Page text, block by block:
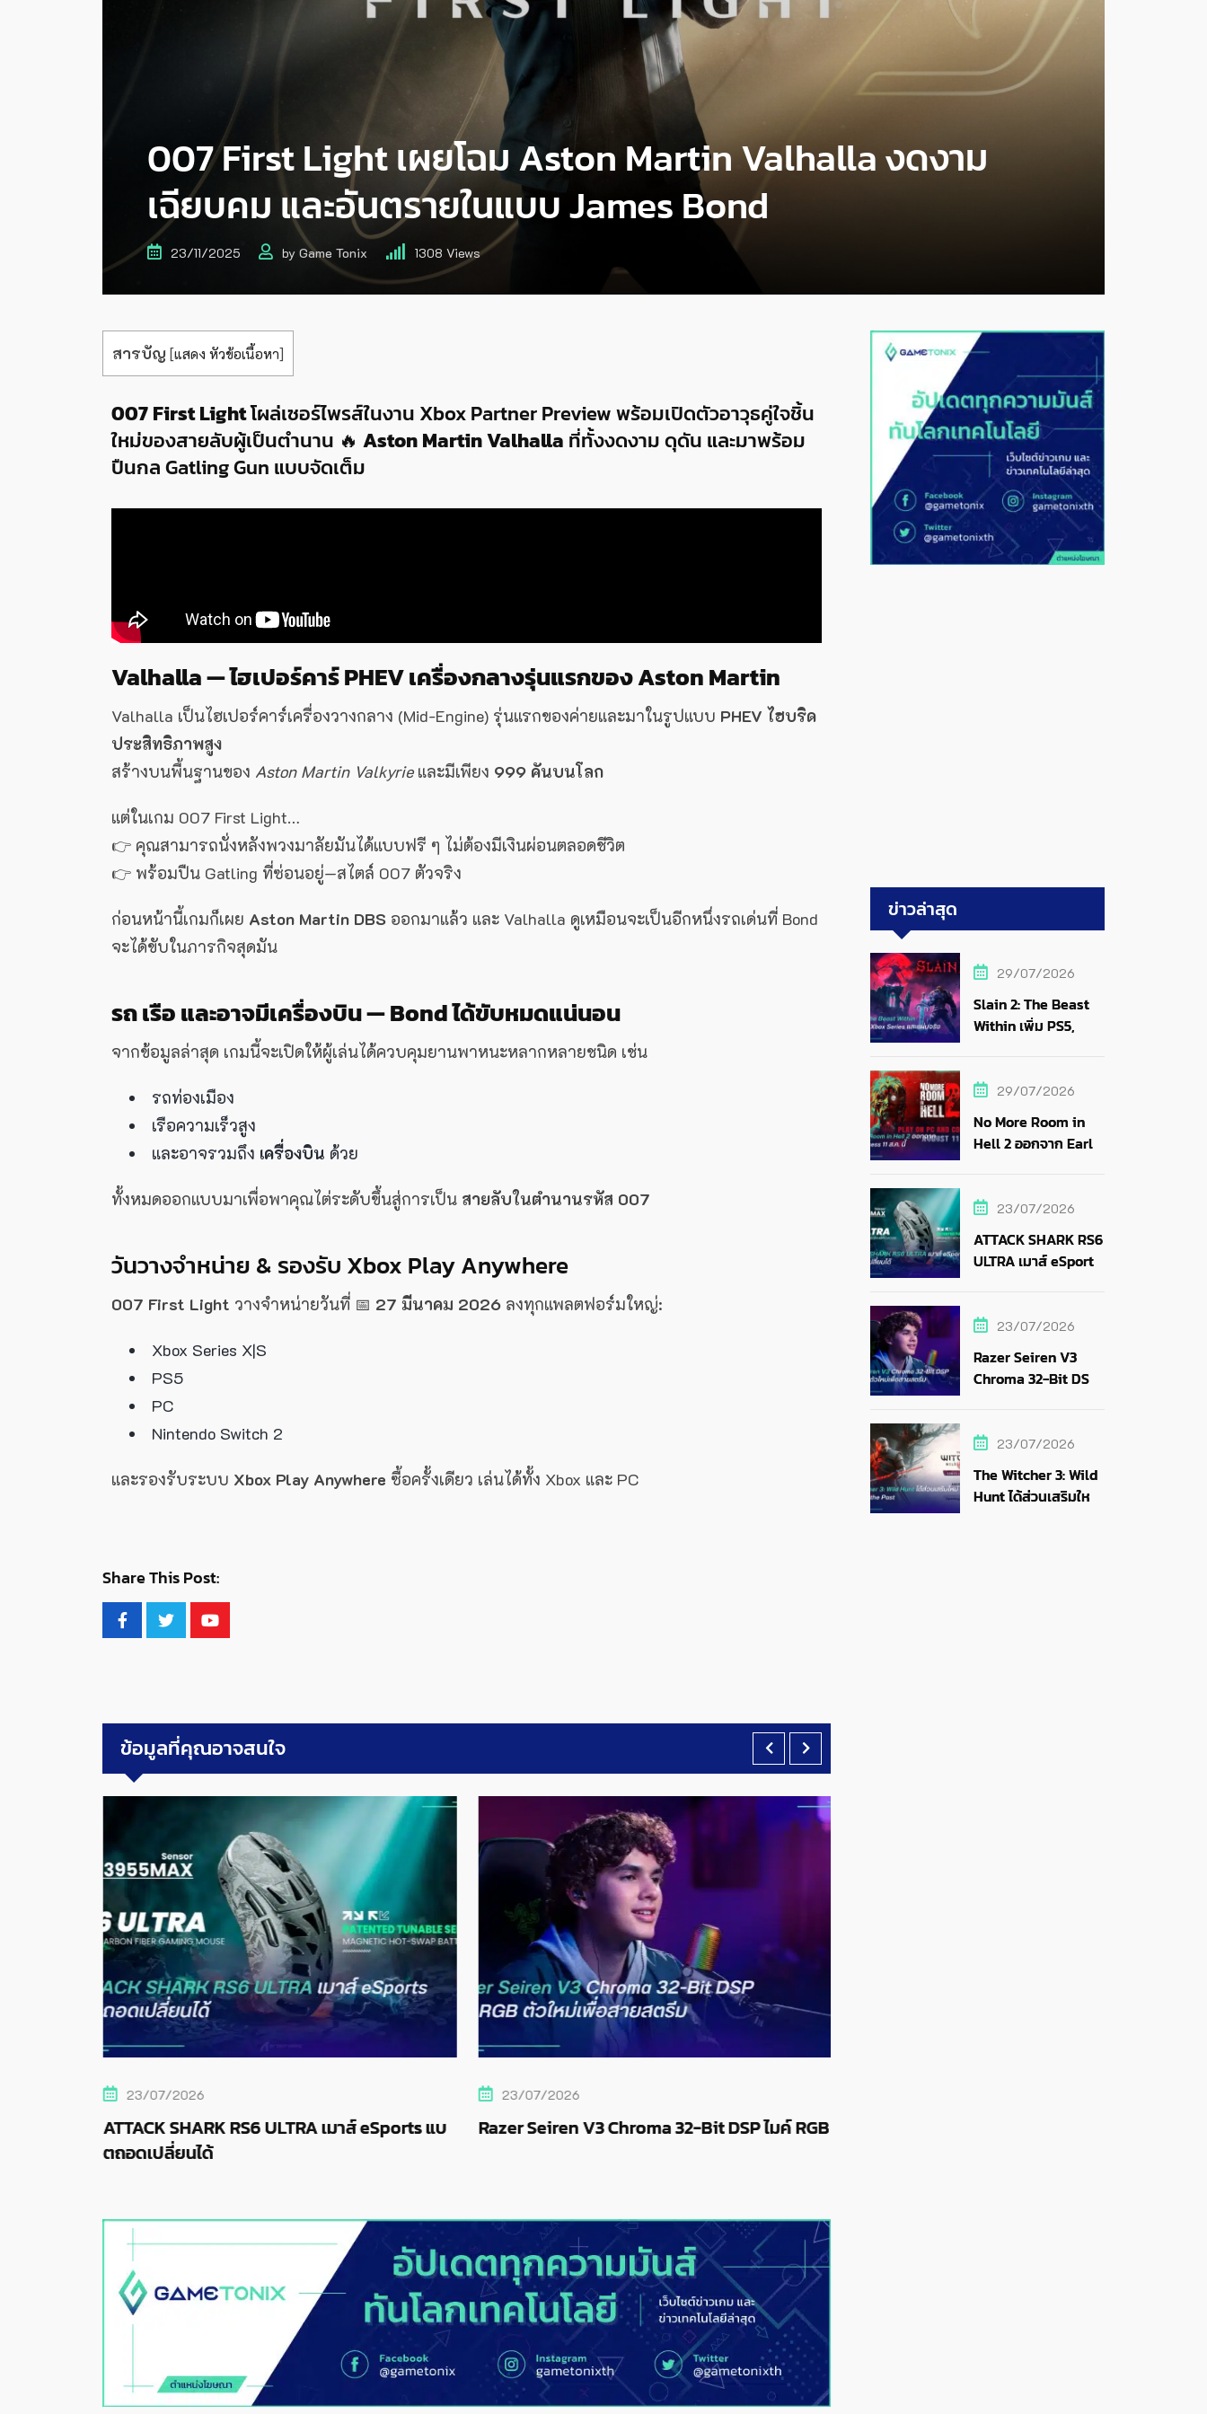
007 First Light เผยโฉม Aston Martin Valhalla งดงาม
เฉียบคม และอันตรายในแบบ James Bond
23/11/2025 by Game Tonix 1308 Views
สารบัญ [แสดง หัวข้อเนื้อหา]
007 First Lightโผล่เซอร์ไพรส์ในงาน Xbox Partner Preview พร้อมเปิดตัวอาวุธคู่ใจชิ้น
ใหม่ของสายลับผู้เป็นตำนาน 🔥 Aston Martin Valhalla ที่ทั้งงดงาม ดุดัน และมาพร้อม
ปืนกล Gatling Gun แบบจัดเต็ม
Valhalla — ไฮเปอร์คาร์ PHEV เครื่องกลางรุ่นแรกของ Aston Martin
Valhalla เป็นไฮเปอร์คาร์เครื่องวางกลาง (Mid-Engine) รุ่นแรกของค่ายและมาในรูปแบบ PHEV ไฮบริด
ประสิทธิภาพสูง
สร้างบนพื้นฐานของ Aston Martin Valkyrieและมีเพียง 999 คันบนโลก
แต่ในเกม 007 First Light…
👉 คุณสามารถนั่งหลังพวงมาลัยมันได้แบบฟรี ๆ ไม่ต้องมีเงินผ่อนตลอดชีวิต
👉 พร้อมปืน Gatling ที่ซ่อนอยู่—สไตล์ 007 ตัวจริง
ก่อนหน้านี้เกมก็เผย Aston Martin DBS ออกมาแล้ว และ Valhalla ดูเหมือนจะเป็นอีกหนึ่งรถเด่นที่ Bond
จะได้ขับในภารกิจสุดมัน
รถ เรือ และอาจมีเครื่องบิน — Bond ได้ขับหมดแน่นอน
จากข้อมูลล่าสุด เกมนี้จะเปิดให้ผู้เล่นได้ควบคุมยานพาหนะหลากหลายชนิด เช่น
รถท่องเมือง
เรือความเร็วสูง
และอาจรวมถึง เครื่องบิน ด้วย
ทั้งหมดออกแบบมาเพื่อพาคุณไต่ระดับขึ้นสู่การเป็น สายลับในตำนานรหัส 007
วันวางจำหน่าย & รองรับ Xbox Play Anywhere
007 First Light วางจำหน่ายวันที่ 📅 27 มีนาคม 2026 ลงทุกแพลตฟอร์มใหญ่:
Xbox Series X|S
PS5
PC
Nintendo Switch 2
และรองรับระบบ Xbox Play Anywhere ซื้อครั้งเดียว เล่นได้ทั้ง Xbox และ PC
Share This Post:
ข้อมูลที่คุณอาจสนใจ
23/07/2026
ATTACK SHARK RS6 ULTRA เมาส์ eSports แบ
ตถอดเปลี่ยนได้
23/07/2026
Razer Seiren V3 Chroma 32-Bit DSP ไมค์ RGB
ข่าวล่าสุด
29/07/2026
Slain 2: The Beast
Within เพิ่ม PS5,
29/07/2026
No More Room in
Hell 2 ออกจาก Early
23/07/2026
ATTACK SHARK RS6
ULTRA เมาส์ eSports
23/07/2026
Razer Seiren V3
Chroma 32-Bit DSP
23/07/2026
The Witcher 3: Wild
Hunt ได้ส่วนเสริมใหม่